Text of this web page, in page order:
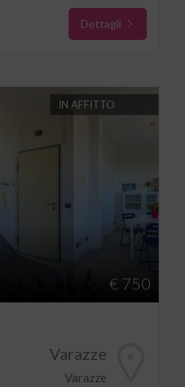
Dettagli
IN AFFITTO
€ 750
Varazze
Varazze